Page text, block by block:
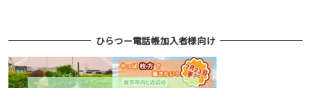
ひらつー電話帳加入者様向け